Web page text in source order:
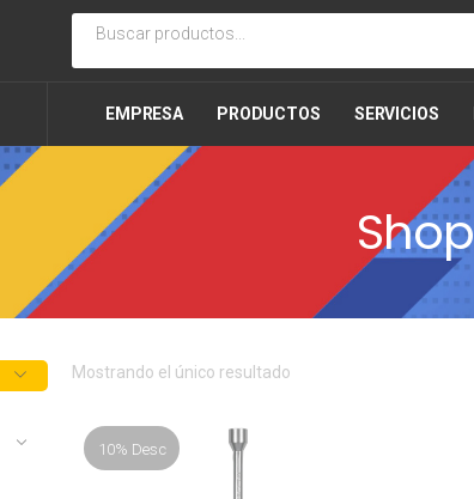
EMPRESA PRODUCTOS SERVICIOS
Shop
Mostrando el único resultado
10% Desc